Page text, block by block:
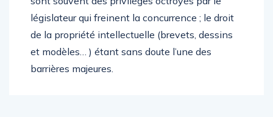
législateur qui freinent la concurrence ; le droit
de la propriété intellectuelle (brevets, dessins
et modèles… ) étant sans doute l’une des
barrières majeures.